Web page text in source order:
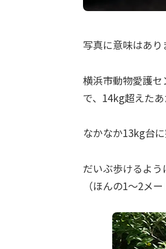
写真に意味はあ
横浜市動物愛護セ
で、14kg超えた
なかなか13kg台
だいぶ歩けるよ
（ほんの1～2メ